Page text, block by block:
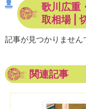
歌川広重
取相場 |
記事が見つかりません
関連記事